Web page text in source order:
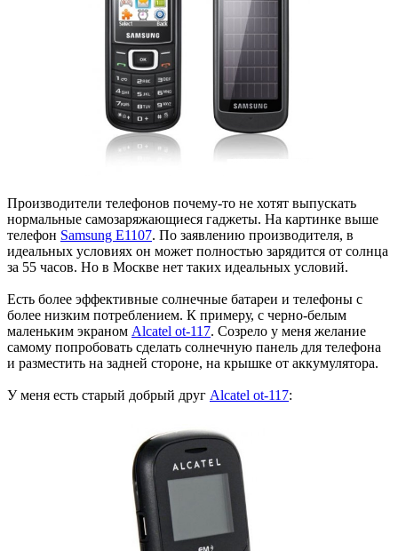
Производители телефонов почему-то не хотят выпускать
нормальные самозаряжающиеся гаджеты. На картинке выше
телефон Samsung E1107. По заявлению производителя, в
идеальных условиях он может полностью зарядится от солнца
за 55 часов. Но в Москве нет таких идеальных условий.
Есть более эффективные солнечные батареи и телефоны с
более низким потреблением. К примеру, с черно-белым
маленьким экраном Alcatel ot-117. Созрело у меня желание
самому попробовать сделать солнечную панель для телефона
и разместить на задней стороне, на крышке от аккумулятора.
У меня есть старый добрый друг Alcatel ot-117: